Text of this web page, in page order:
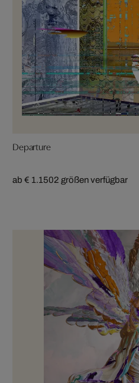
Departure
ab € 1.1502 größen verfügbar